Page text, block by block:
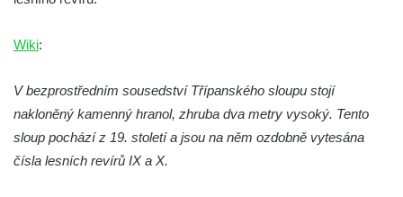
Socha Orel v ZOO Hluboká
Socha Vydry si hrají v ZOO Hluboká
Socha Přátelství v ZOO Hluboká
Wiki:
V bezprostředním sousedství Třípanského sloupu stojí
nakloněný kamenný hranol, zhruba dva metry vysoký. Tento
sloup pochází z 19. století a jsou na něm ozdobně vytesána
čísla lesních revírů IX a X.